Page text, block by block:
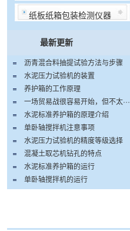
纸板纸箱包装检测仪器
最新更新
沥青混合料抽提试验方法与步骤
水泥压力试验机的装置
养护箱的工作原理
一场贸易战很容易开始，但不太···
水泥标准养护箱的原理介绍
单卧轴搅拌机注意事项
水泥压力试验机的精度等级选择
混凝土取芯机钻孔的特点
水泥标准养护箱的运行
单卧轴搅拌机的运行